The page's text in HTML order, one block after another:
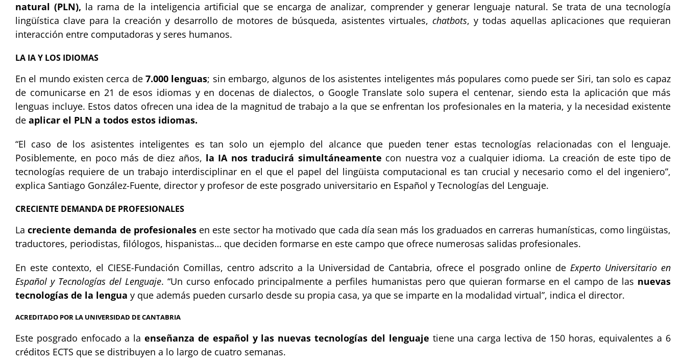
natural (PLN), la rama de la inteligencia artificial que se encarga de analizar, comprender y generar lenguaje natural. Se trata de una tecnología
lingüística clave para la creación y desarrollo de motores de búsqueda, asistentes virtuales, chatbots, y todas aquellas aplicaciones que requieran
interacción entre computadoras y seres humanos.
LA IA Y LOS IDIOMAS
En el mundo existen cerca de7.000 lenguas; sin embargo, algunos de los asistentes inteligentes más populares como puede ser Siri, tan solo es capaz
de comunicarse en 21 de esos idiomas y en docenas de dialectos, o Google Translate solo supera el centenar, siendo esta la aplicación que más
lenguas incluye. Estos datos ofrecen una idea de la magnitud de trabajo a la que se enfrentan los profesionales en la materia, y la necesidad existente
de aplicar el PLN a todos estos idiomas.
“El caso de los asistentes inteligentes es tan solo un ejemplo del alcance que pueden tener estas tecnologías relacionadas con el lenguaje.
Posiblemente, en poco más de diez años, la IA nos traducirá simultáneamente con nuestra voz a cualquier idioma. La creación de este tipo de
tecnologías requiere de un trabajo interdisciplinar en el que el papel del lingüista computacional es tan crucial y necesario como el del ingeniero”,
explica Santiago González-Fuente, director y profesor de este posgrado universitario en Español y Tecnologías del Lenguaje.
CRECIENTE DEMANDA DE PROFESIONALES
Lacreciente demanda de profesionalesen este sector ha motivado que cada día sean más los graduados en carreras humanísticas, como lingüistas,
traductores, periodistas, filólogos, hispanistas… que deciden formarse en este campo que ofrece numerosas salidas profesionales.
En este contexto, el CIESE-Fundación Comillas, centro adscrito a la Universidad de Cantabria, ofrece el posgrado online deExperto Universitario en
Español y Tecnologías del Lenguaje. “Un curso enfocado principalmente a perfiles humanistas pero que quieran formarse en el campo de las nuevas
tecnologías de la lengua y que además pueden cursarlo desde su propia casa, ya que se imparte en la modalidad virtual”, indica el director.
ACREDITADO POR LA UNIVERSIDAD DE CANTABRIA
Este posgrado enfocado a laenseñanza de español y las nuevas tecnologías del lenguaje tiene una carga lectiva de 150 horas, equivalentes a 6
créditos ECTS que se distribuyen a lo largo de cuatro semanas.